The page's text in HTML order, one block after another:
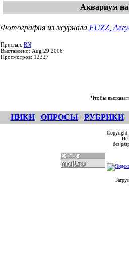
Аквариум
Фотография из журнала FUZZ,
Прислал: RN
Выставлено: Aug 29 2006
Просмотров: 12327
Чтобы
НИКИ ОПРОСЫ РУБРИКИ
без